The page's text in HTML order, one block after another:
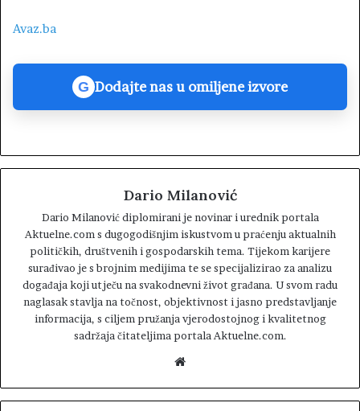
Avaz.ba
G Dodajte nas u omiljene izvore
Dario Milanović
Dario Milanović diplomirani je novinar i urednik portala
Aktuelne.com s dugogodišnjim iskustvom u praćenju aktualnih
političkih, društvenih i gospodarskih tema. Tijekom karijere
surađivao je s brojnim medijima te se specijalizirao za analizu
događaja koji utječu na svakodnevni život građana. U svom radu
naglasak stavlja na točnost, objektivnost i jasno predstavljanje
informacija, s ciljem pružanja vjerodostojnog i kvalitetnog
sadržaja čitateljima portala Aktuelne.com.
b